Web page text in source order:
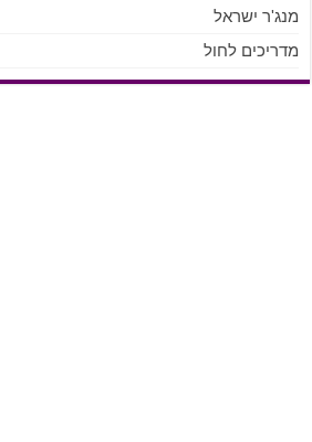
מנג'ר ישראל
מדריכים לחול